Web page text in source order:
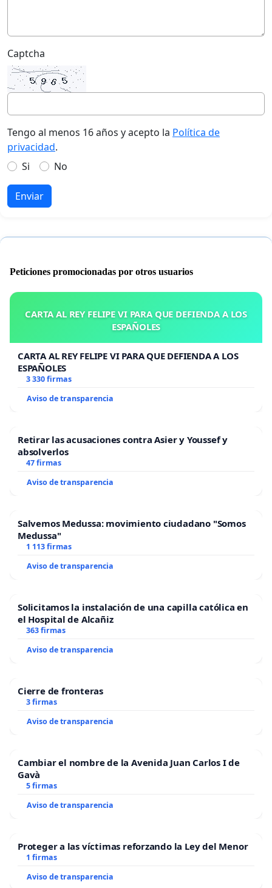
Captcha
Tengo al menos 16 años y acepto la Política de
privacidad.
Si
No
Enviar
Peticiones promocionadas por otros usuarios
CARTA AL REY FELIPE VI PARA QUE DEFIENDA A LOS
ESPAÑOLES
CARTA AL REY FELIPE VI PARA QUE DEFIENDA A LOS
ESPAÑOLES
3 330 firmas
Aviso de transparencia
Retirar las acusaciones contra Asier y Youssef y
absolverlos
47 firmas
Aviso de transparencia
Salvemos Medussa: movimiento ciudadano "Somos
Medussa"
1 113 firmas
Aviso de transparencia
Solicitamos la instalación de una capilla católica en
el Hospital de Alcañiz
363 firmas
Aviso de transparencia
Cierre de fronteras
3 firmas
Aviso de transparencia
Cambiar el nombre de la Avenida Juan Carlos I de
Gavà
5 firmas
Aviso de transparencia
Proteger a las víctimas reforzando la Ley del Menor
1 firmas
Aviso de transparencia